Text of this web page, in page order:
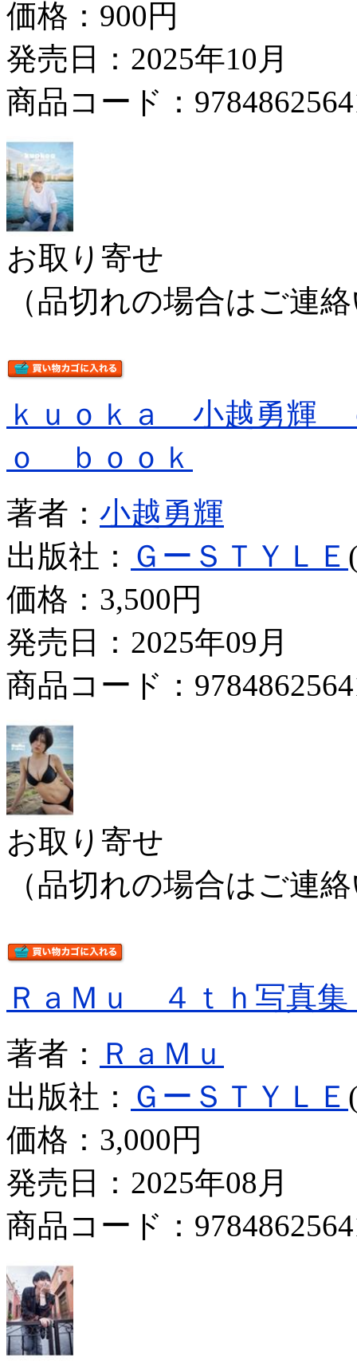
価格： 900円
発売日：2025年10月
商品コード：
お取り寄せ
（品切れの場合はご連
ｋｕｏｋａ 小越勇輝
ｏ ｂｏｏｋ
著者： 小越勇輝
出版社： ＧーＳＴＹＬＥ
価格： 3,500円
発売日：2025年09月
商品コード：
お取り寄せ
（品切れの場合はご連
ＲａＭｕ ４ｔｈ写真
著者：
ＲａＭｕ
出版社： ＧーＳＴＹＬＥ
価格： 3,000円
発売日：2025年08月
商品コード：